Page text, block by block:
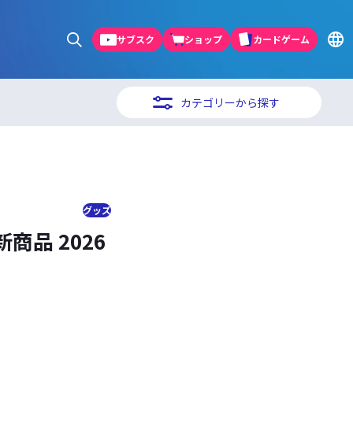
サブスク ショップ カードゲーム
カテゴリーから探す
グッズ
商品 2026